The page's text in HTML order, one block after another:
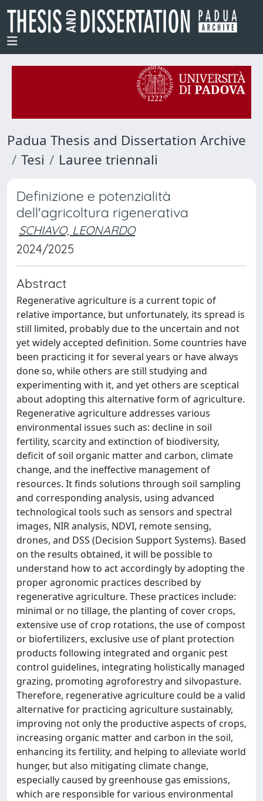
Padua Thesis and Dissertation Archive
Tesi
Lauree triennali
Definizione e potenzialità
dell'agricoltura rigenerativa
SCHIAVO, LEONARDO
2024/2025
Abstract
Regenerative agriculture is a current topic of
relative importance, but unfortunately, its spread is
still limited, probably due to the uncertain and not
yet widely accepted definition. Some countries have
been practicing it for several years or have always
done so, while others are still studying and
experimenting with it, and yet others are sceptical
about adopting this alternative form of agriculture.
Regenerative agriculture addresses various
environmental issues such as: decline in soil
fertility, scarcity and extinction of biodiversity,
deficit of soil organic matter and carbon, climate
change, and the ineffective management of
resources. It finds solutions through soil sampling
and corresponding analysis, using advanced
technological tools such as sensors and spectral
images, NIR analysis, NDVI, remote sensing,
drones, and DSS (Decision Support Systems). Based
on the results obtained, it will be possible to
understand how to act accordingly by adopting the
proper agronomic practices described by
regenerative agriculture. These practices include:
minimal or no tillage, the planting of cover crops,
extensive use of crop rotations, the use of compost
or biofertilizers, exclusive use of plant protection
products following integrated and organic pest
control guidelines, integrating holistically managed
grazing, promoting agroforestry and silvopasture.
Therefore, regenerative agriculture could be a valid
alternative for practicing agriculture sustainably,
improving not only the productive aspects of crops,
increasing organic matter and carbon in the soil,
enhancing its fertility, and helping to alleviate world
hunger, but also mitigating climate change,
especially caused by greenhouse gas emissions,
which are responsible for various environmental